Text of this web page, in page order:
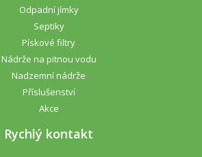
Odpadní jímky
Septiky
Pískové filtry
Nádrže na pitnou vodu
Nadzemní nádrže
Příslušenství
Akce
Rychlý kontakt